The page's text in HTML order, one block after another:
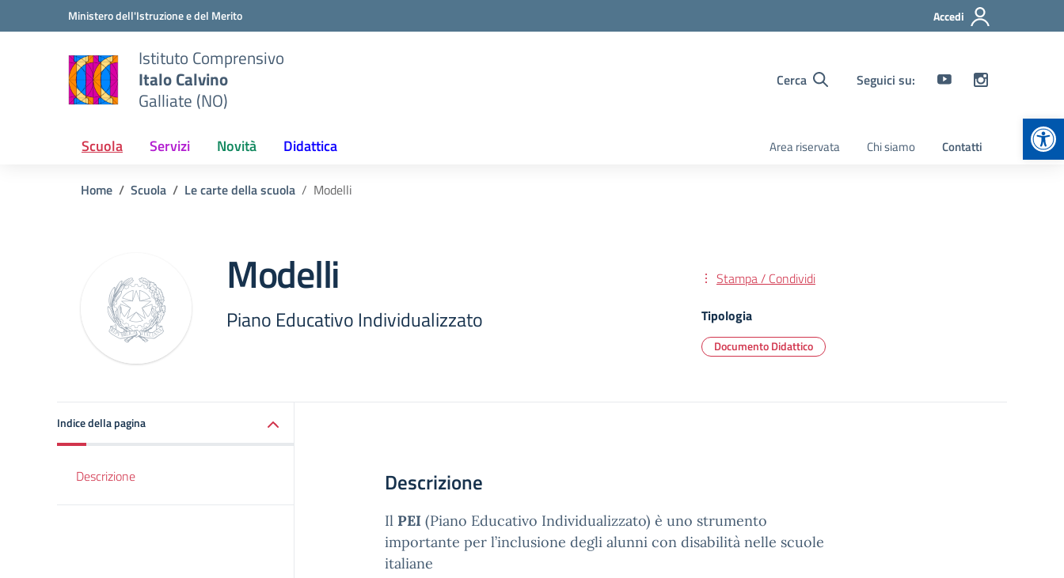
Vai ai contenuti
Vai al menu di navigazioneMinistero dell'Istruzione e del Merito Accedi
Istituto Comprensivo
Italo Calvino
Galliate (NO)
Cerca Seguici su:
Scuola Servizi Novità Didattica Area riservata Chi siamo Contatti
Home Scuola Le carte della scuola Modelli
Modelli
Piano Educativo Individualizzato
Stampa / Condividi
Tipologia
Documento Didattico
Indice della pagina
Descrizione Descrizione
Il PEI (Piano Educativo Individualizzato) è uno strumento
importante per l’inclusione degli alunni con disabilità nelle scuole
italiane